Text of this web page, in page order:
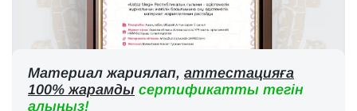
Материал жариялап, аттестацияға
100% жарамды сертификатты тегін
алыңыз!